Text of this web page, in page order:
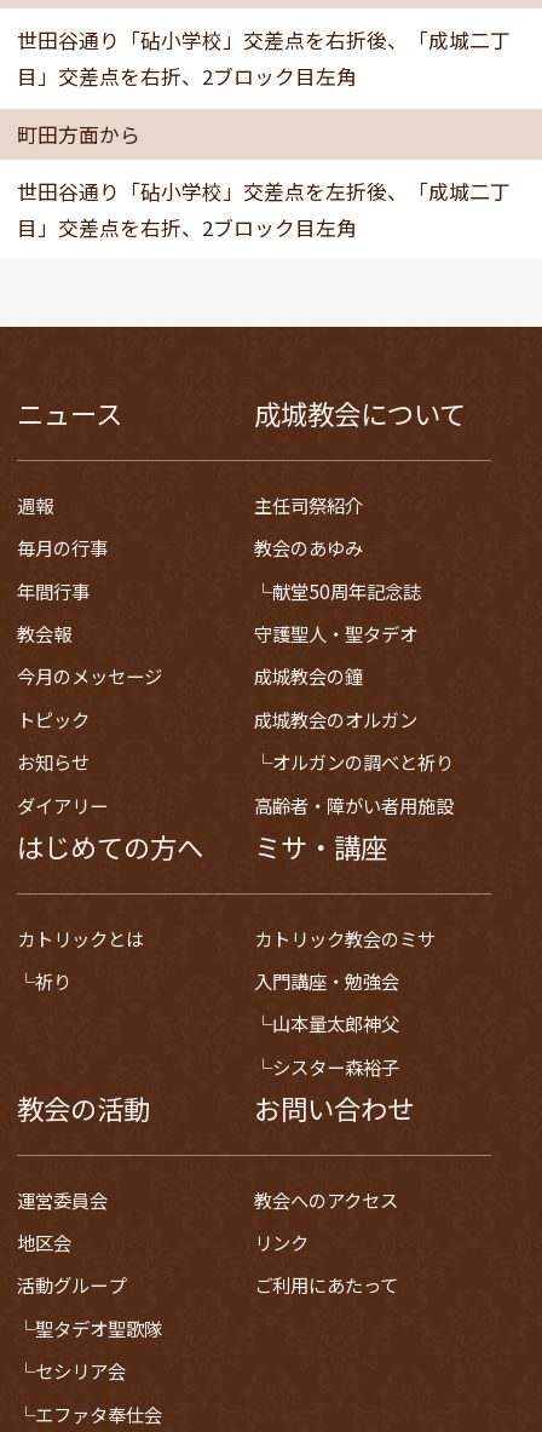
世田谷通り「砧小学校」交差点を右折後、「成城二丁
目」交差点を右折、2ブロック目左角
町田方面から
世田谷通り「砧小学校」交差点を左折後、「成城二丁
目」交差点を右折、2ブロック目左角
ニュース
週報
毎月の行事
年間行事
教会報
今月のメッセージ
トピック
お知らせ
ダイアリー
成城教会について
主任司祭紹介
教会のあゆみ
献堂50周年記念誌
守護聖人・聖タデオ
成城教会の鐘
成城教会のオルガン
オルガンの調べと祈り
高齢者・障がい者用施設
はじめての方へ
カトリックとは
祈り
ミサ・講座
カトリック教会のミサ
入門講座・勉強会
山本量太郎神父
シスター森裕子
教会の活動
運営委員会
地区会
活動グループ
聖タデオ聖歌隊
セシリア会
エファタ奉仕会
お問い合わせ
教会へのアクセス
リンク
ご利用にあたって